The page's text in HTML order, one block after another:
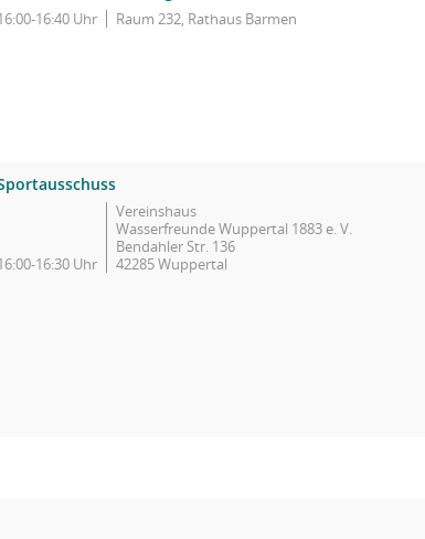
16:40 Uhr Raum 232, Rathaus Barmen
16:30 Uhr
Vereinshaus
Wasserfreunde Wuppertal 1883 e. V.
Bendahler Str. 136
42285 Wuppertal